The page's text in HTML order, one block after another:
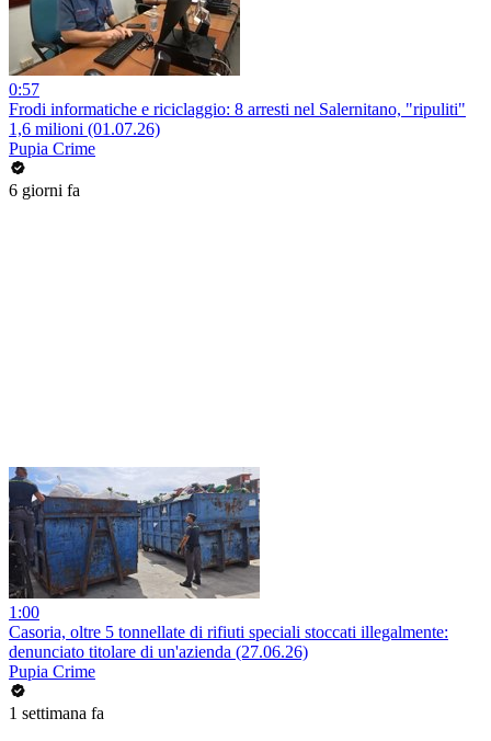
0:57
Frodi informatiche e riciclaggio: 8 arresti nel Salernitano, "ripuliti"
1,6 milioni (01.07.26)
Pupia Crime
6 giorni fa
1:00
Casoria, oltre 5 tonnellate di rifiuti speciali stoccati illegalmente:
denunciato titolare di un'azienda (27.06.26)
Pupia Crime
1 settimana fa